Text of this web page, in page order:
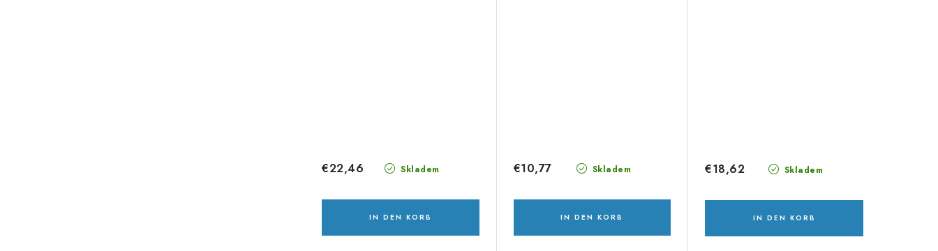
Skladem
€22,46
IN DEN KORB
Skladem
€10,77
IN DEN KORB
Skladem
€18,62
IN DEN KORB